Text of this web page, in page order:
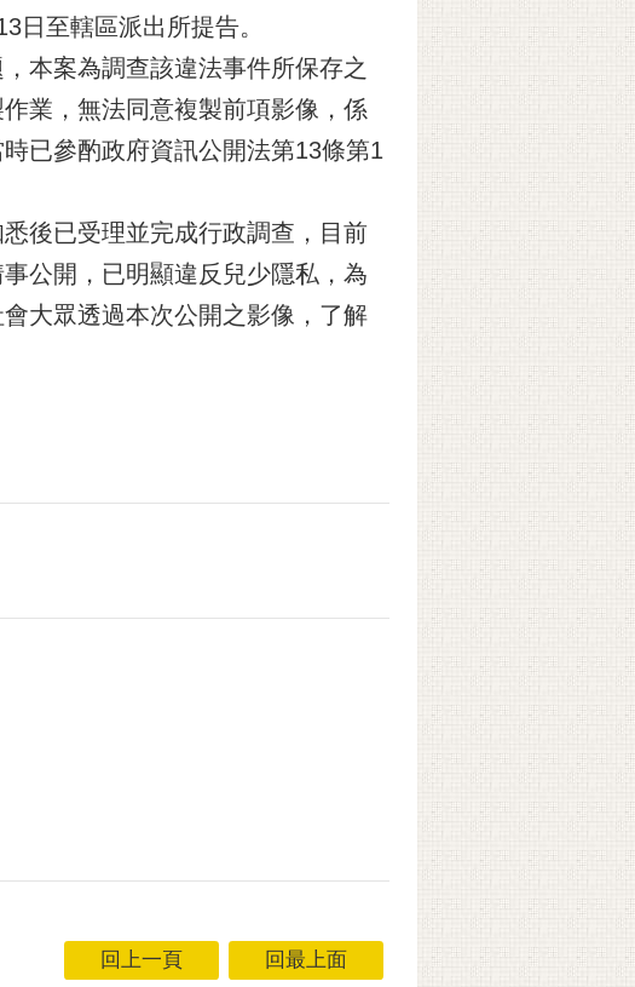
日至轄區派出所提告。
本案為調查該違法事件所保存之
業，無法同意複製前項影像，係
已參酌政府資訊公開法第13條第1
後已受理並完成行政調查，目前
公開，已明顯違反兒少隱私，為
大眾透過本次公開之影像，了解
回上一頁 回最上面